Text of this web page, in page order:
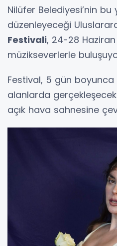
Nilüfer Belediyesi’nin bu
düzenleyeceği
Festivali, 24-28
müzikseverlerle
Festival, 5 gün boyunca
alanlarda
açık hava sahnesine